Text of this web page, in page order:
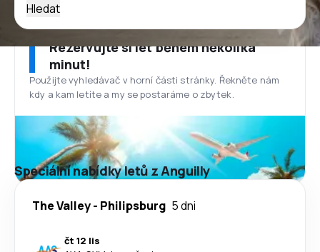
Hledat
Rezervujte si let během několika
minut!
Použijte vyhledávač v horní části stránky. Řekněte nám
kdy a kam letíte a my se postaráme o zbytek.
Speciální nabídky letů z Anguilly
The Valley- Philipsburg 5 dni
čt 12 lis